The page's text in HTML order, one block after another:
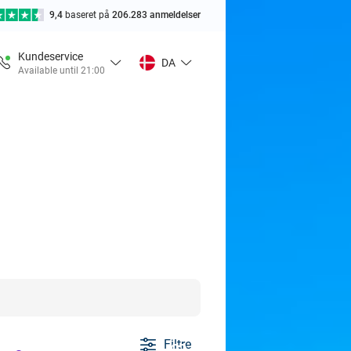
9,4 baseret på 206.283 anmeldelser
Kundeservice
Available until 21:00
DA
Filtre